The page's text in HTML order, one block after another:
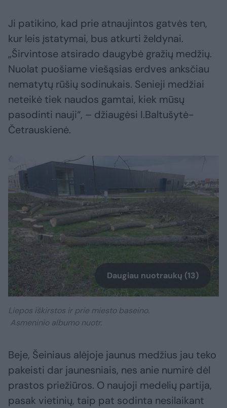
Ji patikino, kad prie atnaujintos gatvės ten,
kur leis įstatymai, bus atkurti želdynai.
„Širvintose atsirado daugybė gražių medžių.
Nuolat puošiame viešąsias erdves anksčiau
nematytų rūšių sodinukais. Senieji medžiai
neteikė tiek naudos gamtai, kiek mūsų
pasodinti nauji“, – džiaugėsi I.Baltušytė-
Četrauskienė.
Daugiau nuotraukų (13)
Liepos iškirstos ir prie miesto baseino.
Asmeninio albumo nuotr.
Beje, Šeiniaus alėjoje jaunus medžius jau teko
pakeisti dar jaunesniais, nes anie numirė dėl
prastos priežiūros. O naujoji medelių partija,
pasak vietinių, taip pat sodinta nesilaikant